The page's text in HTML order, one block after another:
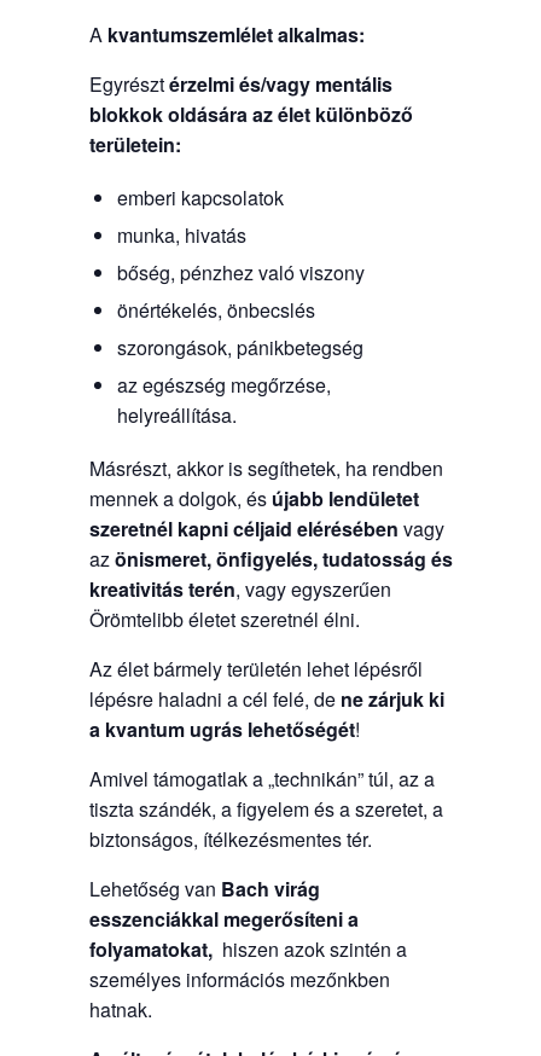
A kvantumszemléletalkalmas:
Egyrésztérzelmi és/vagy mentális
blokkok oldásáraaz élet különböző
területein:
emberi kapcsolatok
munka, hivatás
bőség, pénzhez való viszony
önértékelés, önbecslés
szorongások, pánikbetegség
az egészség megőrzése,
helyreállítása.
Másrészt, akkor is segíthetek, ha rendben
mennek a dolgok, és újabb lendületet
szeretnél kapni céljaid elérésében vagy
azönismeret, önfigyelés, tudatosság és
kreativitás terén, vagy egyszerűen
Örömtelibb életet szeretnél élni.
Az élet bármely területén lehet lépésről
lépésre haladni a cél felé, de ne zárjuk ki
a kvantum ugrás lehetőségét!
Amivel támogatlak a „technikán” túl, az a
tiszta szándék, a figyelem és a szeretet, a
biztonságos, ítélkezésmentes tér.
Lehetőség van Bach virág
esszenciákkal megerősíteni a
folyamatokat,hiszen azok szintén a
személyes információs mezőnkben
hatnak.